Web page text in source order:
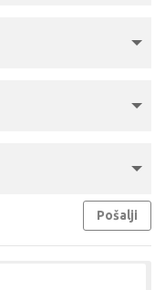
Pošalji